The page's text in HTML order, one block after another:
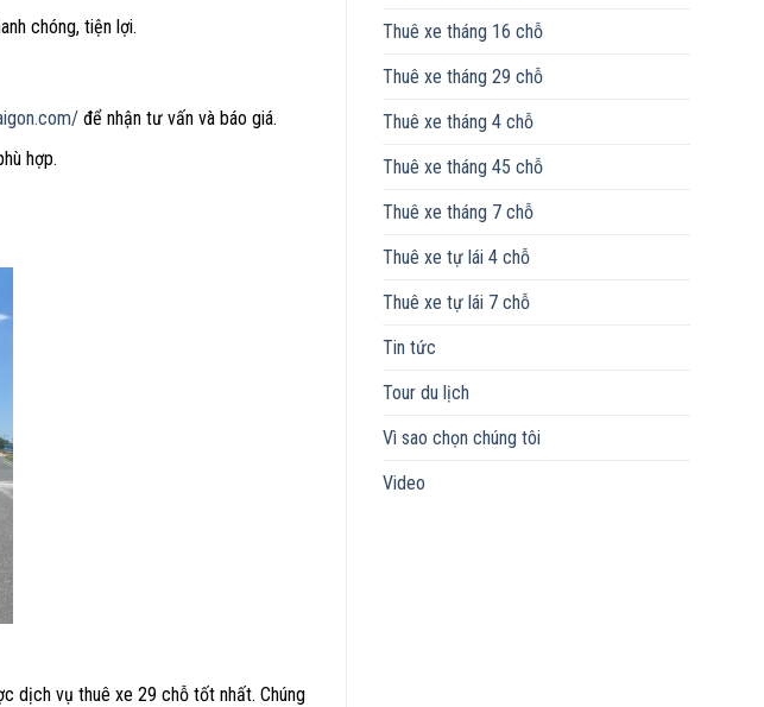
chóng, tiện lợi.
để nhận tư vấn và báo giá.
hợp.
dịch vụ thuê xe 29 chỗ tốt nhất. Chúng
Thuê xe tháng 16 chỗ
Thuê xe tháng 29 chỗ
Thuê xe tháng 4 chỗ
Thuê xe tháng 45 chỗ
Thuê xe tháng 7 chỗ
Thuê xe tự lái 4 chỗ
Thuê xe tự lái 7 chỗ
Tin tức
Tour du lịch
Vì sao chọn chúng tôi
Video